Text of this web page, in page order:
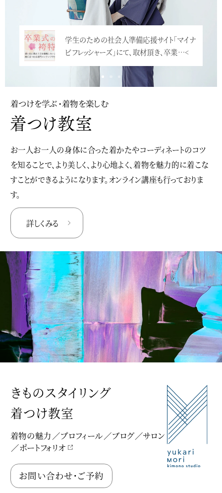
着つけを学ぶ・着物を楽しむ
お一人お一人の身体に合った着かたやコーディネートのコツ
を知ることで、より美しく、より心地よく、着物を魅力的に着こな
すことができるようになります。オンライン講座も行っておりま
す。
詳しくみる
学生のための社会人準備応援サイト「マイナ
ビフレッシャーズ」にて、取材頂き、卒業…<
Yukari Mori Kimono Studio
きものスタイリング
着つけ教室
着物の魅力 プロフィール ブログ
サロン
ポートフォリオ
お問い合わせ・ご予約